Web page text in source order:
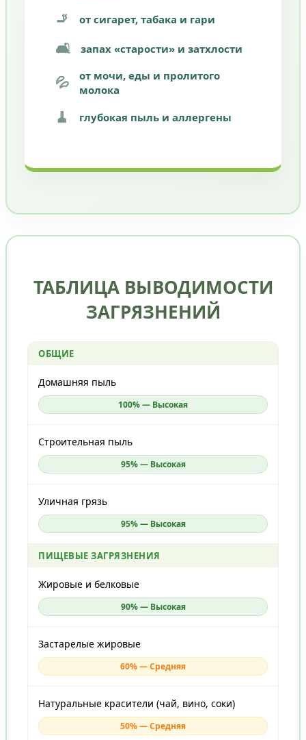
🚬 от сигарет, табака и гари
🛋️ запах «старости» и затхлости
💦
от мочи, еды и пролитого
молока
🧹 глубокая пыль и аллергены
ТАБЛИЦА ВЫВОДИМОСТИ
ЗАГРЯЗНЕНИЙ
ОБЩИЕ
Домашняя пыль
100% — Высокая
Строительная пыль
95% — Высокая
Уличная грязь
95% — Высокая
ПИЩЕВЫЕ ЗАГРЯЗНЕНИЯ
Жировые и белковые
90% — Высокая
Застарелые жировые
60% — Средняя
Натуральные красители (чай, вино, соки)
50% — Средняя